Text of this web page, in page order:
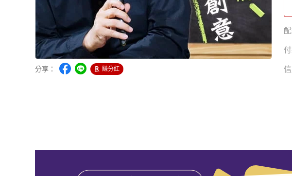
分享： 賺分紅